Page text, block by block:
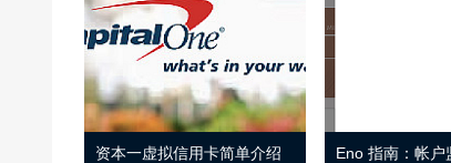
资本一虚拟信用卡简单介绍